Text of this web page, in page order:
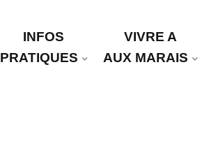
INFOS
PRATIQUES
VIVRE A
AUX MARAIS